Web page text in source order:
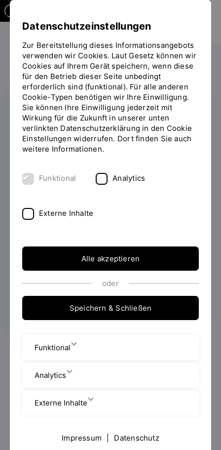
Sie
befinden
sich
auf
der
Seite
"Detailansicht"
Forschen
INNOVATIONSZENTRUM
25 Jahre TechBase: Ein
starker Partner für die
OTH Regensburg
TechBase Regensburg Start-ups,
Unternehmen und Forschende aus
Dach zusammen. Die OTH Regensburg ist
mit eigenen Einrichtungen vor Ort vertreten
und trägt dazu bei, dass aus Forschung neue
Anwendungen und Gründungsideen
Zwischen Hörsaal, Labor und Start-up-Büro liegen in
Nähe zwischen OTH Regensburg und TechBase sorgt
zusammenarbeiten. Die Jubiläumsfeier am Mittwoch,
10. Juni 2026, zeigte einmal mehr, welchen
Innovationsstandort Regensburg hat. Neben Prof. Dr.
Ralph Schneider, Präsident der OTH Regensburg,
Datenschutzeinstellungen
Zur Bereitstellung dieses Informationsangebots
verwenden wir Cookies. Laut Gesetz können wir
Cookies auf Ihrem Gerät speichern, wenn diese
für den Betrieb dieser Seite unbedingt
erforderlich sind (funktional). Für alle anderen
Cookie-Typen benötigen wir Ihre Einwilligung.
Sie können Ihre Einwilligung jederzeit mit
Wirkung für die Zukunft in unserer unten
verlinkten Datenschutzerklärung in den Cookie
Einstellungen widerrufen. Dort finden Sie auch
weitere Informationen.
Funktional Analytics
Externe Inhalte
Alle akzeptieren
oder
Speichern & Schließen
Funktional
Analytics
Externe Inhalte
Impressum Datenschutz